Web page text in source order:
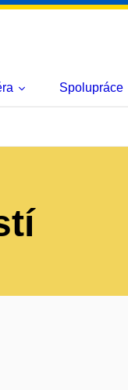
Spolupráce